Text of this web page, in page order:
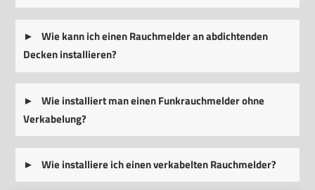
Wie kann ich einen Rauchmelder an abdichtenden
Decken installieren?
Wie installiert man einen Funkrauchmelder ohne
Verkabelung?
Wie installiere ich einen verkabelten Rauchmelder?